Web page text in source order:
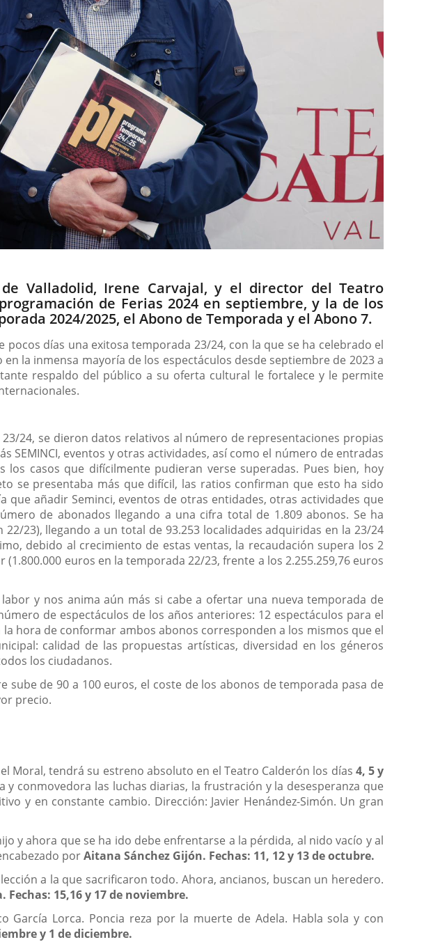
Valladolid, Irene Carvajal, y el director del Teatro
de Ferias 2024 en septiembre, y la de los
2024/2025, el Abono de Temporada y el Abono 7.
pocos días una exitosa temporada 23/24, con la que se ha celebrado el
la inmensa mayoría de los espectáculos desde septiembre de 2023 a
respaldo del público a su oferta cultural le fortalece y le permite
24, se dieron datos relativos al número de representaciones propias
eventos y otras actividades, así como el número de entradas
casos que difícilmente pudieran verse superadas. Pues bien, hoy
se presentaba más que difícil, las ratios confirman que esto ha sido
que añadir Seminci, eventos de otras entidades, otras actividades que
de abonados llegando a una cifra total de 1.809 abonos. Se ha
23), llegando a un total de 93.253 localidades adquiridas en la 23/24
debido al crecimiento de estas ventas, la recaudación supera los 2
euros en la temporada 22/23, frente a los 2.255.259,76 euros
y nos anima aún más si cabe a ofertar una nueva temporada de
de espectáculos de los años anteriores: 12 espectáculos para el
hora de conformar ambos abonos corresponden a los mismos que el
calidad de las propuestas artísticas, diversidad en los géneros
los ciudadanos.
de 90 a 100 euros, el coste de los abonos de temporada pasa de
precio.
Moral, tendrá su estreno absoluto en el Teatro Calderón los días 4, 5 y
conmovedora las luchas diarias, la frustración y la desesperanza que
y en constante cambio. Dirección: Javier Henández-Simón. Un gran
y ahora que se ha ido debe enfrentarse a la pérdida, al nido vacío y al
porAitana Sánchez Gijón. Fechas: 11, 12 y 13 de octubre.
a la que sacrificaron todo. Ahora, ancianos, buscan un heredero.
Fechas: 15,16 y 17 de noviembre.
García Lorca. Poncia reza por la muerte de Adela. Habla sola y con
y 1 de diciembre.